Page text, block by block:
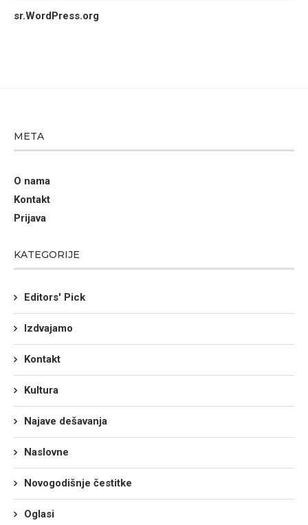
sr.WordPress.org
META
O nama
Kontakt
Prijava
KATEGORIJE
Editors' Pick
Izdvajamo
Kontakt
Kultura
Najave dešavanja
Naslovne
Novogodišnje čestitke
Oglasi